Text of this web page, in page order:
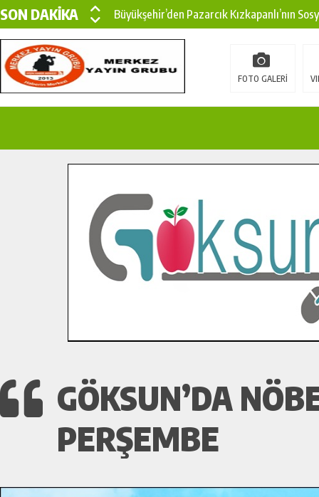
SON DAKİKA
Büyükşehir’den Pazarcık Kızkapanlı’nın
Büyükşehir’den Pazarcık Kırsalına Modern
Çin’den KSÜ’ye Uluslararası Başarı:
İlçe Jandarma Komutanı Karakaya’dan
Bertiz’in Yeni Köprüsünde Sona Doğru.
FOTO GALERİ
GÖKSUN’DA
PERŞEMBE